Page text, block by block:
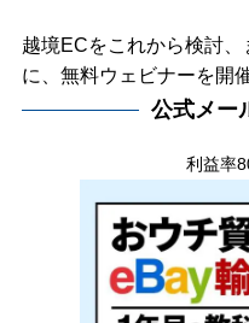
越境ECをこれから検討
に、無料ウェビナーを開
公式メー
利益率